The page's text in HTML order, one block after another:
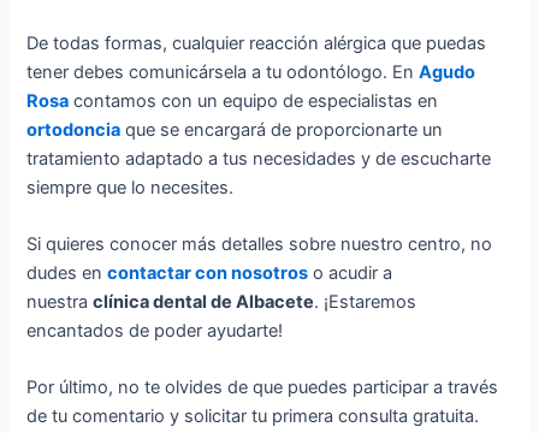
De todas formas, cualquier reacción alérgica que puedas
tener debes comunicársela a tu odontólogo. EnAgudo
Rosa contamos con un equipo de especialistas en
ortodoncia que se encargará de proporcionarte un
tratamiento adaptado a tus necesidades y de escucharte
siempre que lo necesites.
Si quieres conocer más detalles sobre nuestro centro, no
dudes encontactar con nosotros o acudir a
nuestraclínica dental de Albacete. ¡Estaremos
encantados de poder ayudarte!
Por último, no te olvides de que puedes participar a través
de tu comentario y solicitar tu primera consulta gratuita.